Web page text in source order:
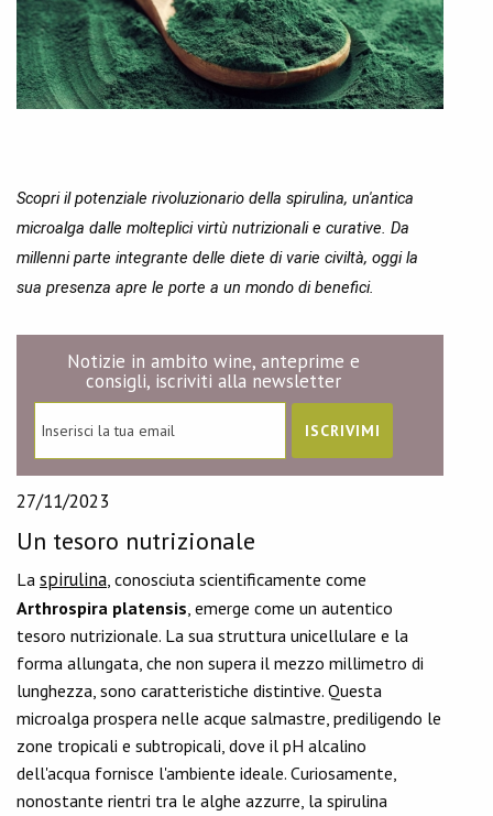
Scopri il potenziale rivoluzionario della spirulina, un'antica
microalga dalle molteplici virtù nutrizionali e curative. Da
millenni parte integrante delle diete di varie civiltà, oggi la
sua presenza apre le porte a un mondo di benefici.
Notizie in ambito wine, anteprime e
consigli, iscriviti alla newsletter
27/11/2023
Un tesoro nutrizionale
La spirulina, conosciuta scientificamente come
Arthrospira platensis, emerge come un autentico
tesoro nutrizionale. La sua struttura unicellulare e la
forma allungata, che non supera il mezzo millimetro di
lunghezza, sono caratteristiche distintive. Questa
microalga prospera nelle acque salmastre, prediligendo le
zone tropicali e subtropicali, dove il pH alcalino
dell'acqua fornisce l'ambiente ideale. Curiosamente,
nonostante rientri tra le alghe azzurre, la spirulina